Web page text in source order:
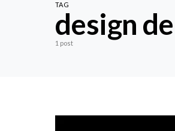
TAG
design
1 post